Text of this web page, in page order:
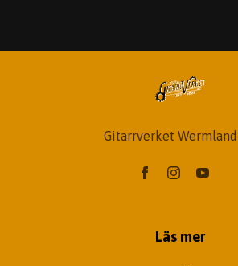
Gitarrverket Wermland
Läs mer